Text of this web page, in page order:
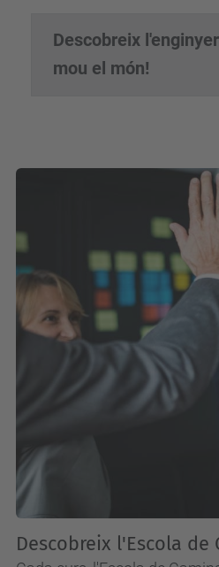
Descobreix
mou el món!
Descobreix l'Escola de